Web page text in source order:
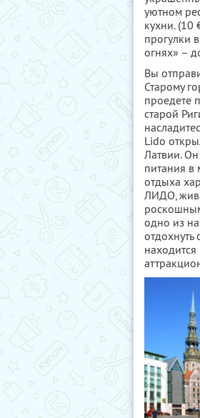
уютном
кухни. (10
прогулки
огнях» –
Вы
Старому
проедете
старой
Lido
Латвии.
питания в
отдыха
ЛИДО,
одно из
отдохнуть